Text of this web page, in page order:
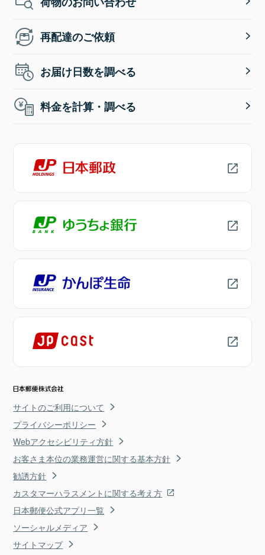
再配達のご依頼
お届け日数を調べる
料金を計算・調べる
サイトのご利用について
プライバシーポリシー
Webアクセシビリティ方針
お客さま本位の業務運営に関する基本方針
勧誘方針
カスタマーハラスメントに関する考え方
日本郵便公式アプリ一覧
ソーシャルメディア
サイトマップ